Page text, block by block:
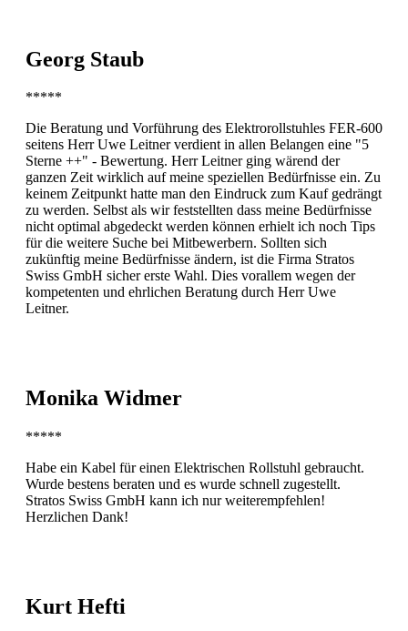
Georg Staub
*****
Die Beratung und Vorführung des Elektrorollstuhles FER-600
seitens Herr Uwe Leitner verdient in allen Belangen eine "5
Sterne ++" - Bewertung. Herr Leitner ging wärend der
ganzen Zeit wirklich auf meine speziellen Bedürfnisse ein. Zu
keinem Zeitpunkt hatte man den Eindruck zum Kauf gedrängt
zu werden. Selbst als wir feststellten dass meine Bedürfnisse
nicht optimal abgedeckt werden können erhielt ich noch Tips
für die weitere Suche bei Mitbewerbern. Sollten sich
zukünftig meine Bedürfnisse ändern, ist die Firma Stratos
Swiss GmbH sicher erste Wahl. Dies vorallem wegen der
kompetenten und ehrlichen Beratung durch Herr Uwe
Leitner.
Monika Widmer
*****
Habe ein Kabel für einen Elektrischen Rollstuhl gebraucht.
Wurde bestens beraten und es wurde schnell zugestellt.
Stratos Swiss GmbH kann ich nur weiterempfehlen!
Herzlichen Dank!
Kurt Hefti